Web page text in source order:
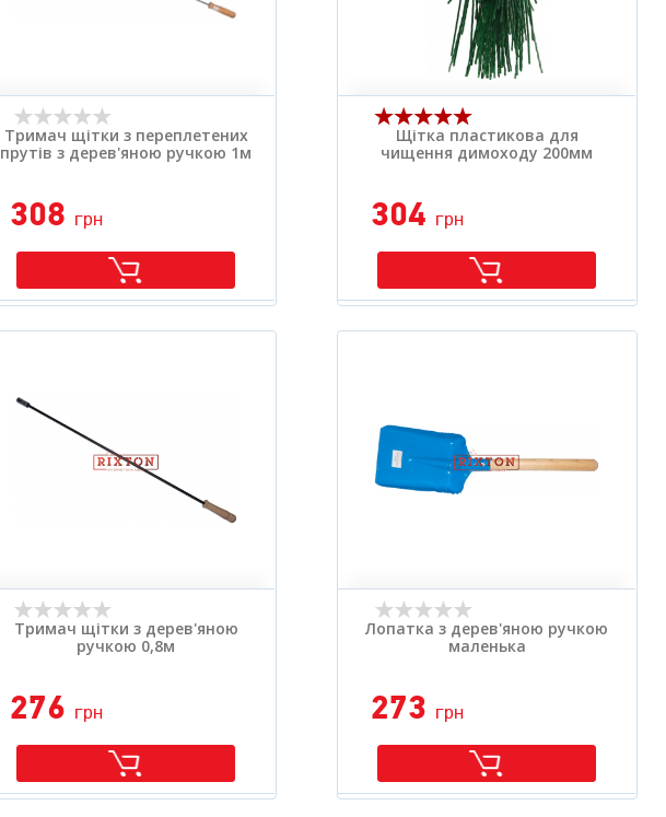
Тримач щітки з переплетених
прутів з дерев'яною ручкою 1м
308 грн
Щітка пластикова для
чищення димоходу 200мм
304 грн
Тримач щітки з дерев'яною
ручкою 0,8м
276 грн
Лопатка з дерев'яною ручкою
маленька
273 грн